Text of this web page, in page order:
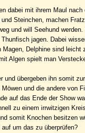
dabei mit ihrem Maul
Steinchen, machen
und will Seehund
jagen. Dabei
Delphine sind leicht
Algen spielt man
und übergeben ihn somit
und die andere von
auf das Ende der Show
zu einem irrwitzigen
somit Knochen besitzen
um das zu überprüfen?